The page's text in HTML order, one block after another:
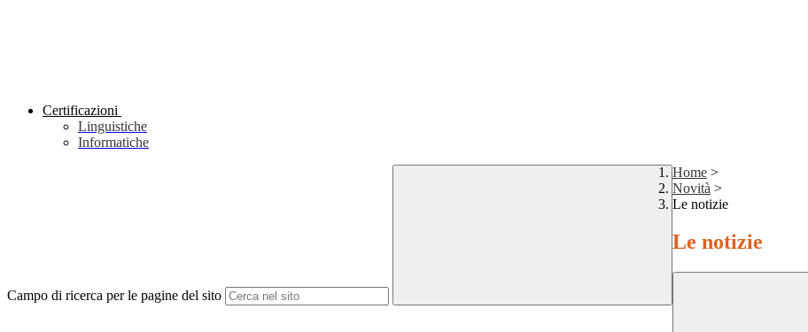
Certificazioni
Linguistiche
Informatiche
Campo di ricerca per le pagine del sito
Home >
Novità >
Le notizie
Le notizie